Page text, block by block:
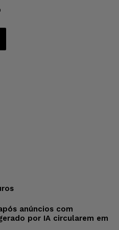
anúncios com
por IA circularem em